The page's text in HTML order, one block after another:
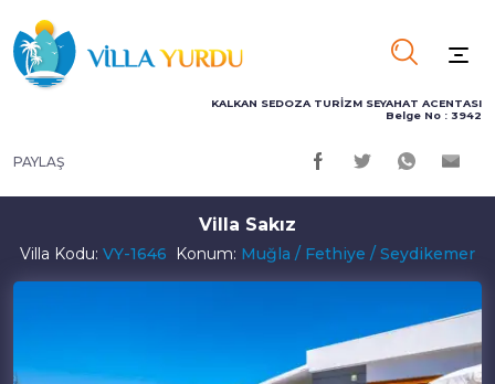
KALKAN SEDOZA TURİZM SEYAHAT ACENTASI
Belge No : 3942
PAYLAŞ
Villa Sakız
Villa Kodu: VY-1646 Konum: Muğla / Fethiye / Seydikemer